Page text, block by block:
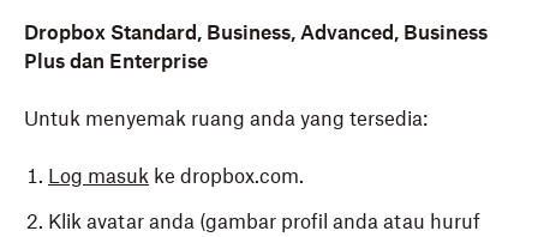
Dropbox Standard, Business, Advanced, Business
Plus dan Enterprise
Untuk menyemak ruang anda yang tersedia:
Log masuk ke dropbox.com.
Klik avatar anda (gambar profil anda atau huruf